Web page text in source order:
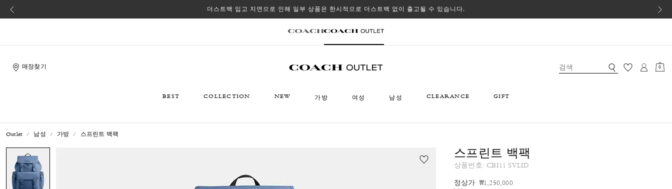
더스트백 입고 지연으로 인해 일부 상품은 한시적으로 더스트백 없이 출고될 수 있습니다.
매장찾기 0
BEST COLLECTION NEW 가방 여성 남성 CLEARANCE GIFT
Outlet 남성 가방 스프린트 백팩
스프린트 백팩
상품번호: CBI11 SVLID
정상가 가격 인하 전
₩1,250,000인하됨